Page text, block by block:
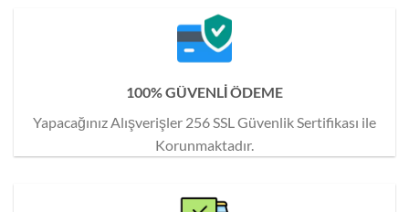
100% GÜVENLİ ÖDEME
Yapacağınız Alışverişler 256 SSL Güvenlik Sertifikası ile
Korunmaktadır.